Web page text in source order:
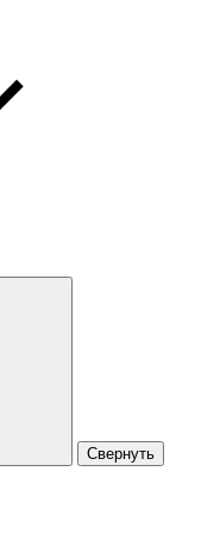
Свернуть